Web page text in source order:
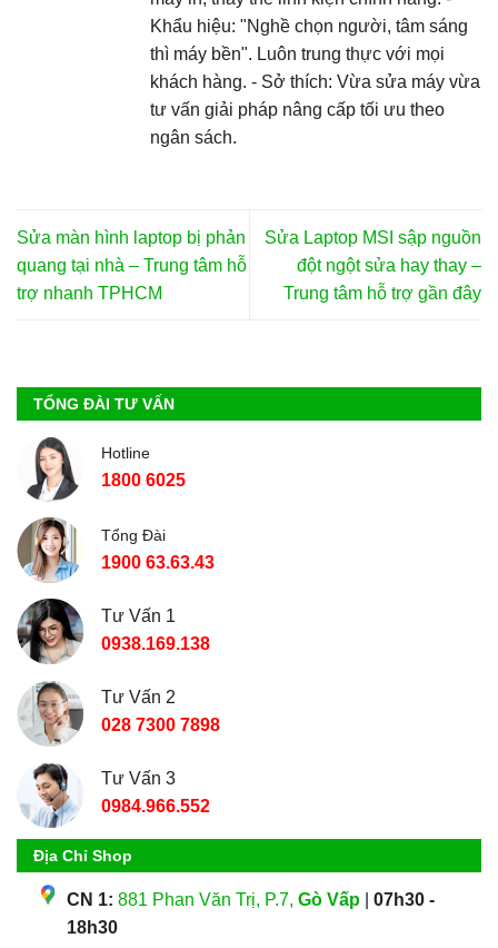
Khẩu hiệu: "Nghề chọn người, tâm sáng
thì máy bền". Luôn trung thực với mọi
khách hàng. - Sở thích: Vừa sửa máy vừa
tư vấn giải pháp nâng cấp tối ưu theo
ngân sách.
Sửa màn hình laptop bị phản
quang tại nhà – Trung tâm hỗ
trợ nhanh TPHCM
Sửa Laptop MSI sập nguồn
đột ngột sửa hay thay –
Trung tâm hỗ trợ gần đây
TỔNG ĐÀI TƯ VẤN
Hotline
1800 6025
Tổng Đài
1900 63.63.43
Tư Vấn 1
0938.169.138
Tư Vấn 2
028 7300 7898
Tư Vấn 3
0984.966.552
Địa Chỉ Shop
CN 1: 881 Phan Văn Trị, P.7, Gò Vấp
07h30 -
18h30